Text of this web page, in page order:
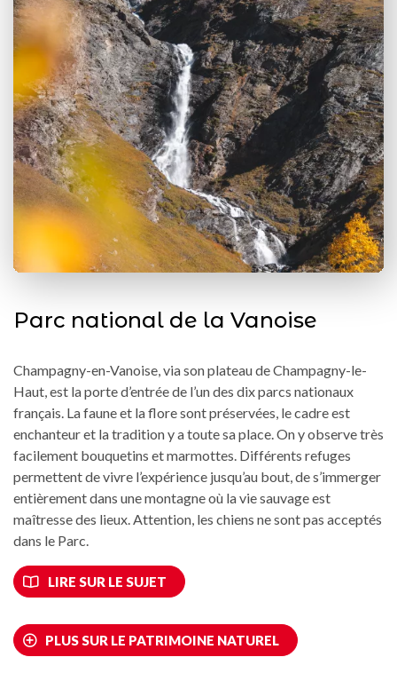
Parc national de la Vanoise
Champagny-en-Vanoise, via son plateau de Champagny-le-
Haut, est la porte d’entrée de l’un des dix parcs nationaux
français. La faune et la flore sont préservées, le cadre est
enchanteur et la tradition y a toute sa place. On y observe très
facilement bouquetins et marmottes. Différents refuges
permettent de vivre l’expérience jusqu’au bout, de s’immerger
entièrement dans une montagne où la vie sauvage est
maîtresse des lieux. Attention, les chiens ne sont pas acceptés
dans le Parc.
LIRE SUR LE SUJET
PLUS SUR LE PATRIMOINE NATUREL